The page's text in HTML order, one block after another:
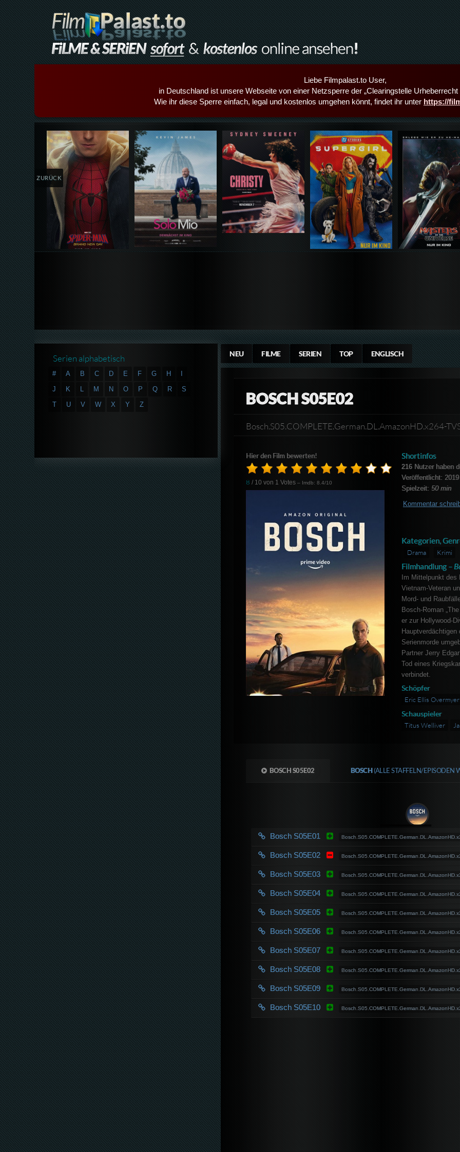
Liebe Filmpalast.to User,
in Deutschland ist unsere Webseite von einer Netzsperre der „Clearingstelle Urheberrecht
Wie ihr diese Sperre einfach, legal und kostenlos umgehen könnt, findet ihr unter https://
Details,Play Details,Play Details,Play Details,Play Details,Play
ZURÜCK
NEU FILME SERIEN TOP ENGLISCH
BOSCH S05E02
Bosch.S05.COMPLETE.German.DL.AmazonHD.x264-
Hier den Film bewerten!
8 / 10 von 1 Votes – Imdb: 8.4/10
Shortinfos
216Nutzer haben
Veröffentlicht: 2019
Spielzeit: 50 min
Kommentar
Kategorien,
Drama Krimi
Filmhandlung –
Im Mittelpunkt
Vietnam-Veteran
Mord- und
Bosch-Roman
er zur Hollywood-
Hauptverdächtigen
Serienmorde
Partner Jerry
Tod eines
verbindet.
Schöpfer
Eric Ellis Overmyer
Schauspieler
Titus Welliver
BOSCH S05E02 BOSCH(ALLE STAFFELN/EPISODEN
Bosch S05E01
Bosch S05E02
Bosch S05E03
Bosch S05E04
Bosch S05E05
Bosch S05E06
Bosch S05E07
Bosch S05E08
Bosch S05E09
Bosch S05E10
Serien alphabetisch
# A B C D E F G H
J
K L M N O P Q R
S
T
U V W X Y Z